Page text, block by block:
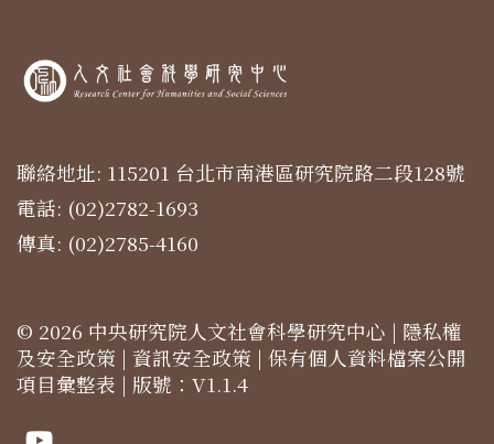
聯絡地址: 115201 台北市南港區研究院路二段128號
電話: (02)2782-1693
傳真: (02)2785-4160
© 2026 中央研究院人文社會科學研究中心 | 隱私權
及安全政策 | 資訊安全政策 | 保有個人資料檔案公開
項目彙整表 | 版號：V1.1.4